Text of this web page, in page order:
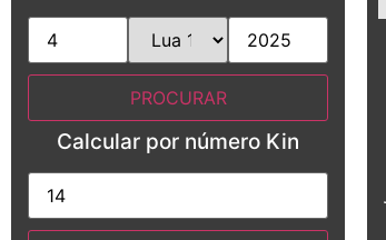
Calcular por número Kin